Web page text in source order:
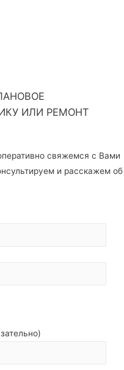
ИЛИ РЕМОНТ
свяжемся с Вами
и расскажем об